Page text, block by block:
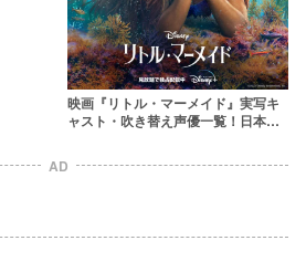
映画『リトル・マーメイド』実写キ
ャスト・吹き替え声優一覧！日本語
AD